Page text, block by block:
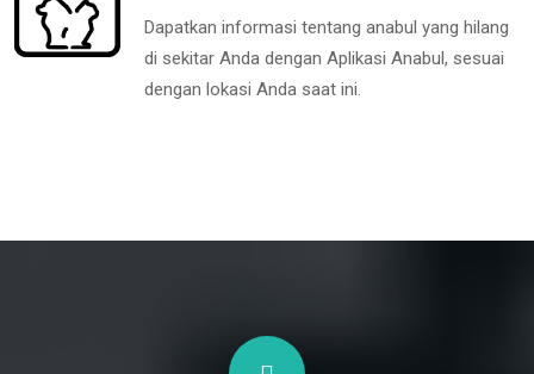
Dapatkan informasi tentang anabul yang hilang
di sekitar Anda dengan Aplikasi Anabul, sesuai
dengan lokasi Anda saat ini.